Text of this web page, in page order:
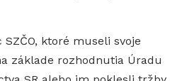
SZČO, ktoré museli svoje
základe rozhodnutia Úradu